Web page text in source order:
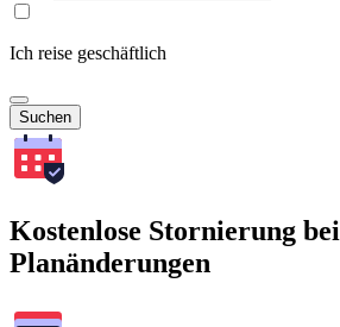
Ich reise geschäftlich
Suchen
Kostenlose Stornierung bei
Planänderungen